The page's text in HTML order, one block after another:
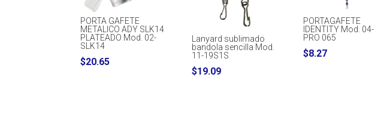
PORTA GAFETE
METALICO ADY SLK14
PLATEADO Mod. 02-
SLK14
$20.65
Lanyard sublimado
bandola sencilla Mod.
11-19S1S
$19.09
PORTAGAFETE
IDENTITY Mod. 04-
PRO 065
$8.27